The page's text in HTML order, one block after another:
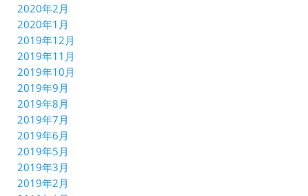
2020年2月
2020年1月
2019年12月
2019年11月
2019年10月
2019年9月
2019年8月
2019年7月
2019年6月
2019年5月
2019年3月
2019年2月